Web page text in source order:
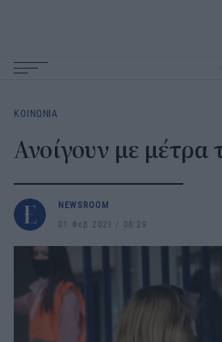
navigation
ΚΟΙΝΩΝΙΑ
Ανοίγουν με μέτρα
NEWSROOM
01 Φεβ 2021
08:29